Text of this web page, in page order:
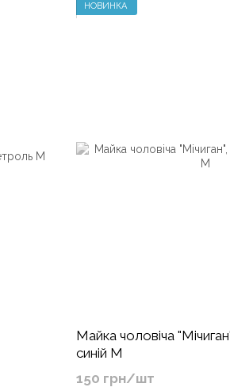
НОВИНКА
Майка чоловіча
синій М
150 грн/шт